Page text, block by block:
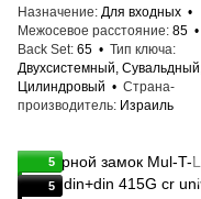
Назначение Для входных
Межосевое расстояние 85
Back Set 65
Тип ключа
Двухсистемный,
Цилиндровый
Страна-
производитель Израиль
5
5